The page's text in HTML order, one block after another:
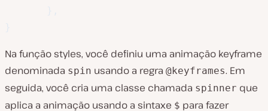
Na função styles, você definiu uma animação keyframe
denominada spin usando a regra @keyframes. Em
seguida, você cria uma classe chamada spinner que
aplica a animação usando a sintaxe $ para fazer